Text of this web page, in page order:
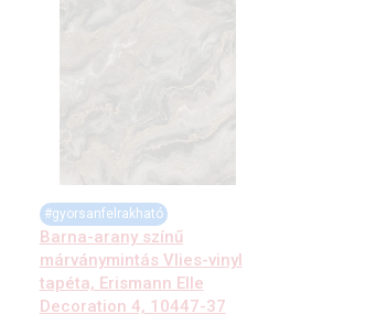
#gyorsanfelrakható
Barna-arany színű
márványmintás Vlies-vinyl
tapéta, Erismann Elle
Decoration 4, 10447-37